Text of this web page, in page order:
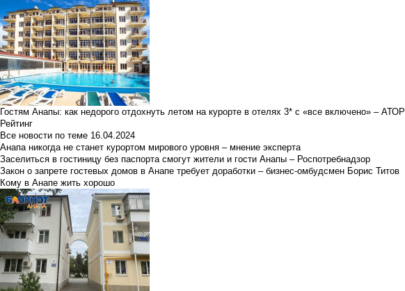
Гостям Анапы: как недорого отдохнуть летом на курорте в отелях 3* с «все включено» – АТОР
Рейтинг
Все новости по теме 16.04.2024
Анапа никогда не станет курортом мирового уровня – мнение эксперта
Заселиться в гостиницу без паспорта смогут жители и гости Анапы – Роспотребнадзор
Закон о запрете гостевых домов в Анапе требует доработки – бизнес-омбудсмен Борис Титов
Кому в Анапе жить хорошо